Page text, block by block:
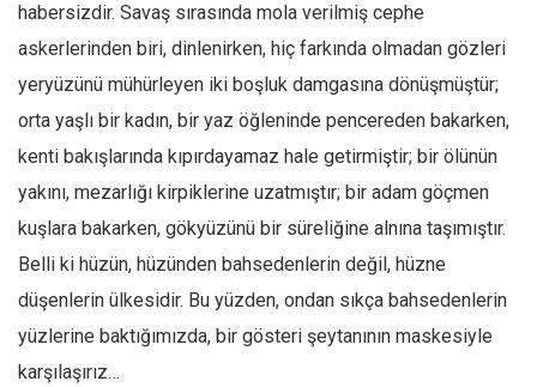
Ekonomi
Spor
Manzara
Sağlık
Gıda-Beslenme
Hayat
Türkiye
habersizdir. Savaş sırasında mola verilmiş cephe
askerlerinden biri, dinlenirken, hiç farkında olmadan gözleri
yeryüzünü mühürleyen iki boşluk damgasına dönüşmüştür;
orta yaşlı bir kadın, bir yaz öğleninde pencereden bakarken,
kenti bakışlarında kıpırdayamaz hale getirmiştir; bir ölünün
yakını, mezarlığı kirpiklerine uzatmıştır; bir adam göçmen
kuşlara bakarken, gökyüzünü bir süreliğine alnına taşımıştır.
Belli ki hüzün, hüzünden bahsedenlerin değil, hüzne
düşenlerin ülkesidir. Bu yüzden, ondan sıkça bahsedenlerin
yüzlerine baktığımızda, bir gösteri şeytanının maskesiyle
karşılaşırız…